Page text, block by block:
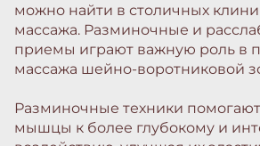
можно найти в столичных
массажа. Разминочные и
приемы играют важную роль в
массажа шейно-воротниковой
Разминочные техники
мышцы к более глубокому и